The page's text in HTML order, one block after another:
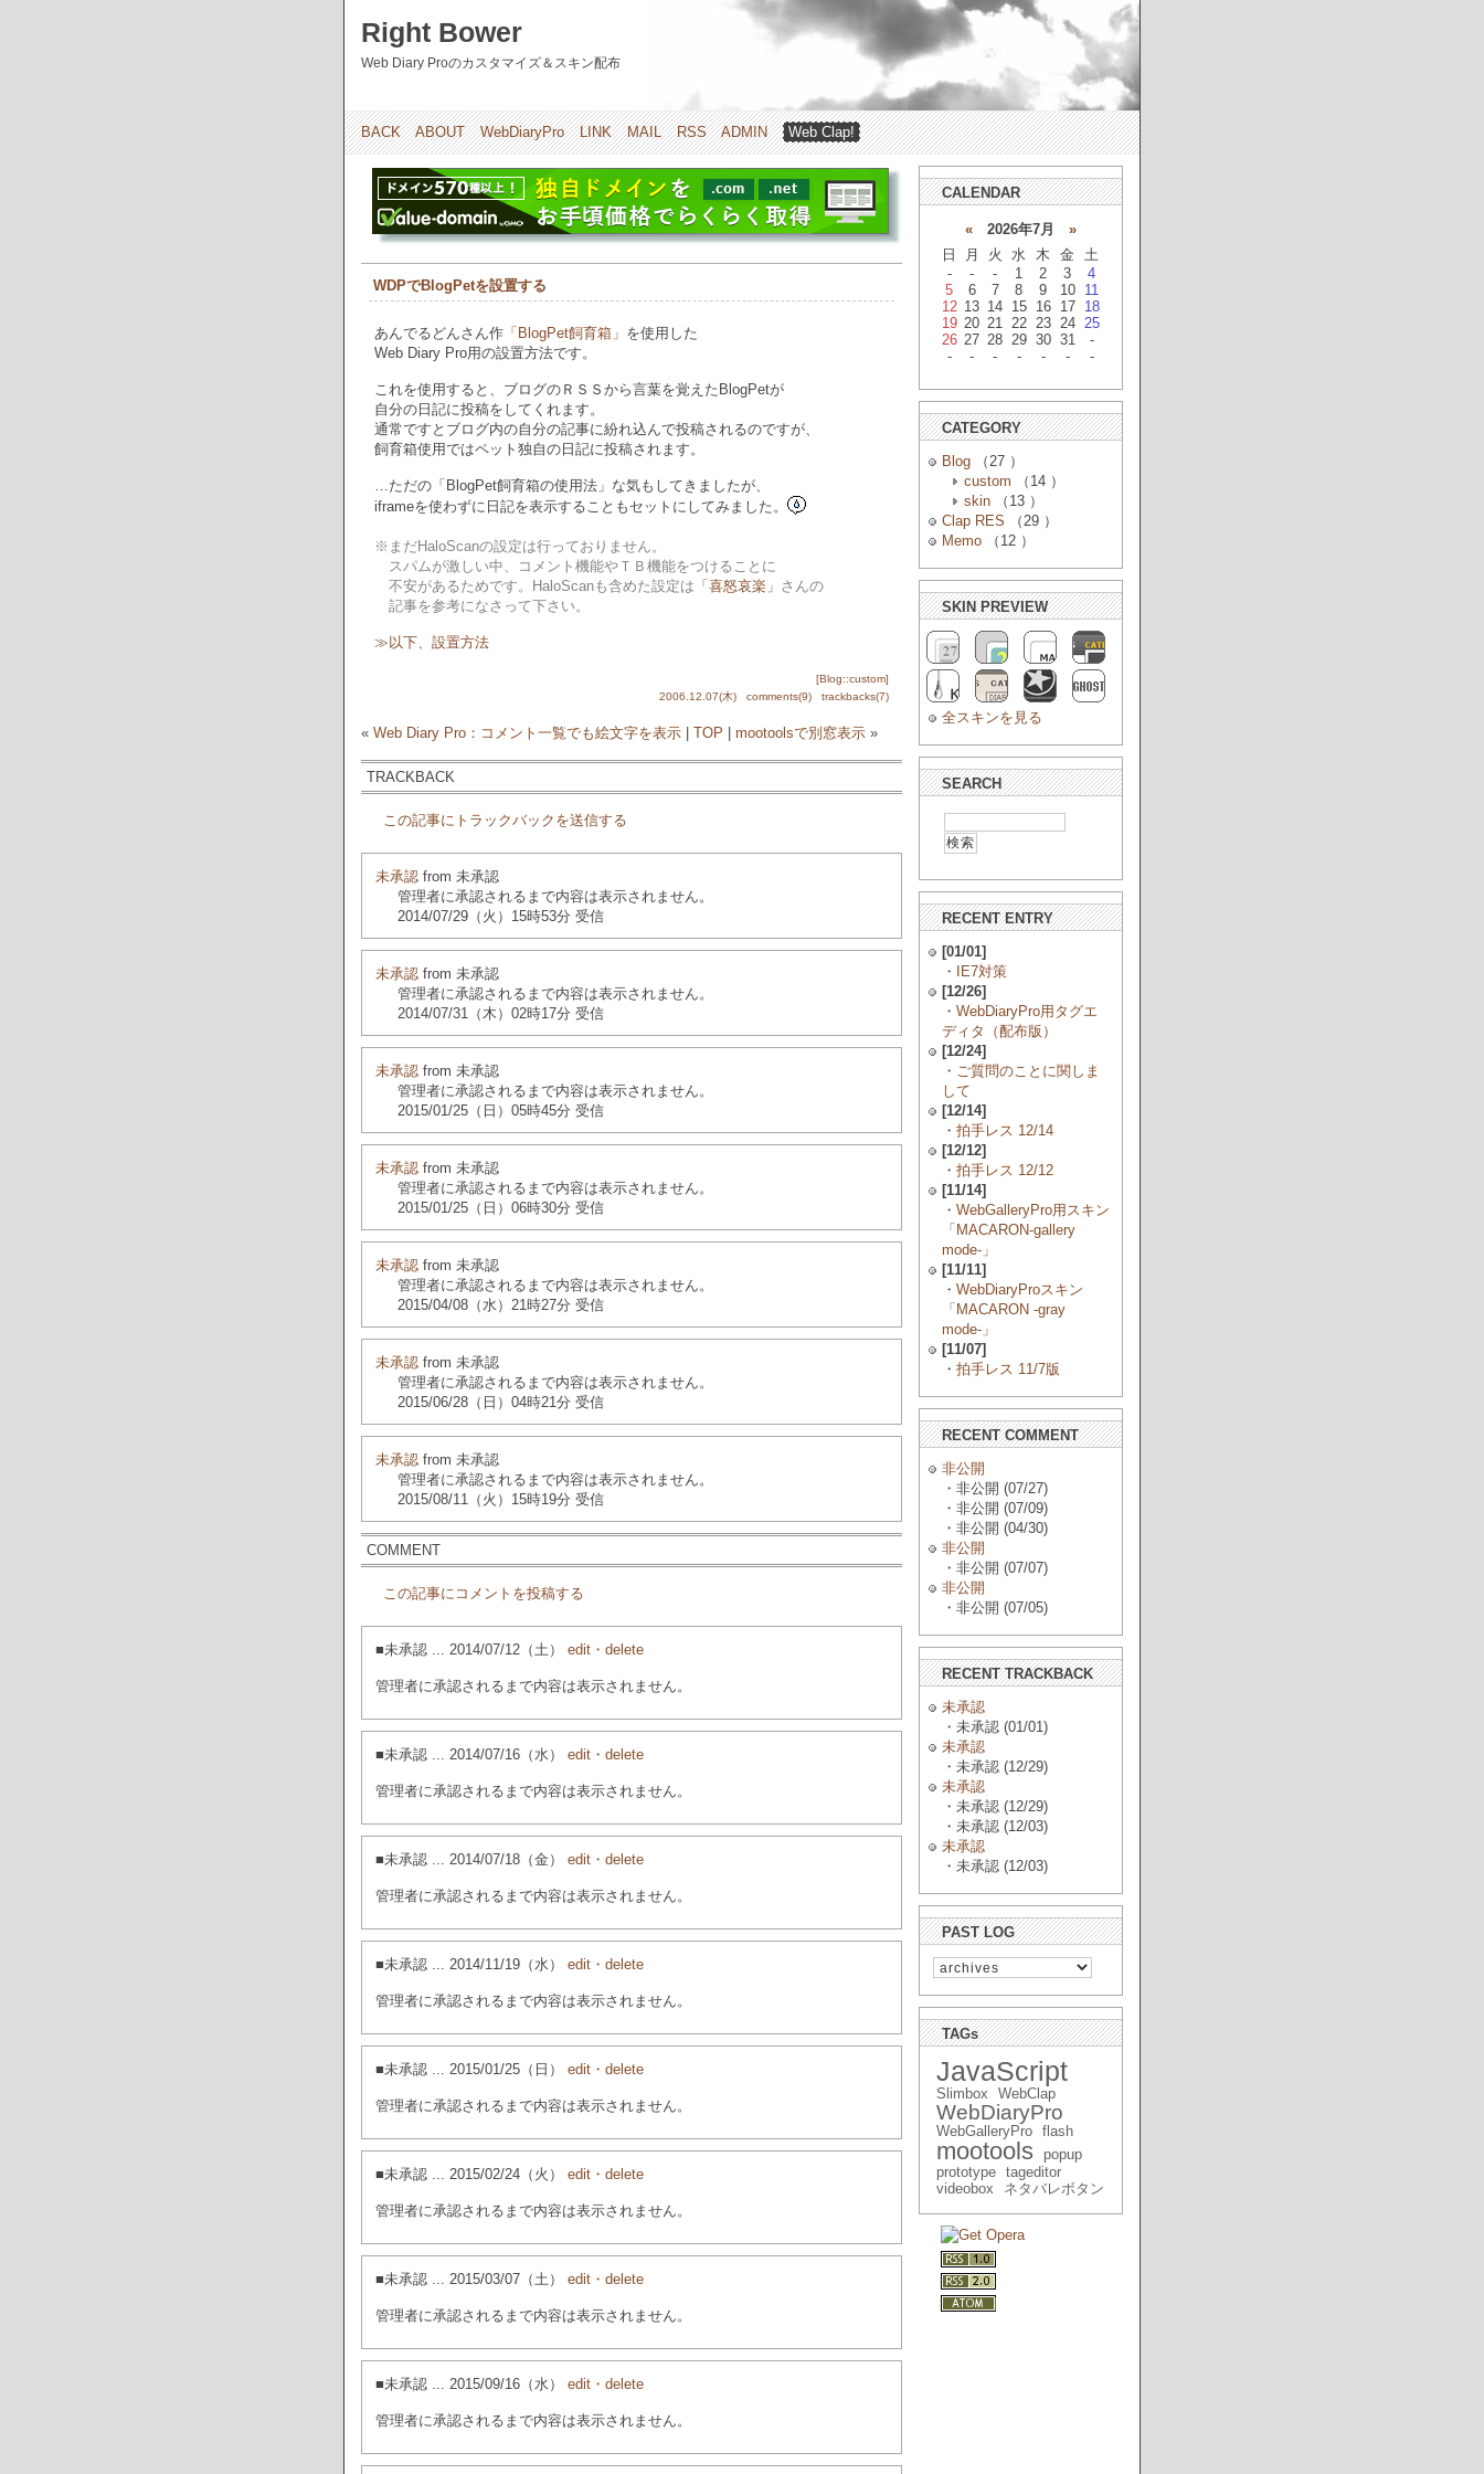
Right Bower
Web Diary Proのカスタマイズ＆スキン配布
BACK ABOUT WebDiaryPro LINK MAIL RSS ADMIN Web Clap!
WDPでBlogPetを設置する
あんでるどんさん作 「BlogPet飼育箱」 を使用した
Web Diary Pro用の設置方法です。
これを使用すると、ブログのＲＳＳから言葉を覚えたBlogPetが
自分の日記に投稿をしてくれます。
通常ですとブログ内の自分の記事に紛れ込んで投稿されるのですが、
飼育箱使用ではペット独自の日記に投稿されます。
…ただの「BlogPet飼育箱の使用法」な気もしてきましたが、
iframeを使わずに日記を表示することもセットにしてみました。
※まだHaloScanの設定は行っておりません。
スパムが激しい中、コメント機能やＴＢ機能をつけることに
不安があるためです。HaloScanも含めた設定は 「喜怒哀楽」 さんの
記事を参考になさって下さい。
≫以下、設置方法
[Blog::custom]
2006.12.07(木)
comments(9) trackbacks(7)
« Web Diary Pro：コメント一覧でも絵文字を表示 TOP mootoolsで別窓表示 »
TRACKBACK
この記事にトラックバックを送信する
未承認 from 未承認
管理者に承認されるまで内容は表示されません。
2014/07/29（火）15時53分 受信
未承認 from 未承認
管理者に承認されるまで内容は表示されません。
2014/07/31（木）02時17分 受信
未承認 from 未承認
管理者に承認されるまで内容は表示されません。
2015/01/25（日）05時45分 受信
未承認 from 未承認
管理者に承認されるまで内容は表示されません。
2015/01/25（日）06時30分 受信
未承認 from 未承認
管理者に承認されるまで内容は表示されません。
2015/04/08（水）21時27分 受信
未承認 from 未承認
管理者に承認されるまで内容は表示されません。
2015/06/28（日）04時21分 受信
未承認 from 未承認
管理者に承認されるまで内容は表示されません。
2015/08/11（火）15時19分 受信
COMMENT
この記事にコメントを投稿する
■未承認 ... 2014/07/12（土） edit・delete
管理者に承認されるまで内容は表示されません。
■未承認 ... 2014/07/16（水） edit・delete
管理者に承認されるまで内容は表示されません。
■未承認 ... 2014/07/18（金） edit・delete
管理者に承認されるまで内容は表示されません。
■未承認 ... 2014/11/19（水） edit・delete
管理者に承認されるまで内容は表示されません。
■未承認 ... 2015/01/25（日） edit・delete
管理者に承認されるまで内容は表示されません。
■未承認 ... 2015/02/24（火） edit・delete
管理者に承認されるまで内容は表示されません。
■未承認 ... 2015/03/07（土） edit・delete
管理者に承認されるまで内容は表示されません。
■未承認 ... 2015/09/16（水） edit・delete
管理者に承認されるまで内容は表示されません。
CALENDAR
« 2026年7月 »
日
月 火 水 木 金
土
-
- - 1 2 3
4
5
6 7 8 9 10
11
12 13 14 15 16 17
18
19 20 21 22 23 24 25
26 27 28 29 30 31
-
-
- - - - - -
CATEGORY
Blog （27 ）
custom （14 ）
skin （13 ）
Clap RES （29 ）
Memo （12 ）
SKIN PREVIEW
全スキンを見る
SEARCH
RECENT ENTRY
[01/01]
・ IE7対策
[12/26]
・ WebDiaryPro用タグエ
ディタ（配布版）
[12/24]
・ ご質問のことに関しま
して
[12/14]
・ 拍手レス 12/14
[12/12]
・ 拍手レス 12/12
[11/14]
・ WebGalleryPro用スキン
「MACARON-gallery
mode-」
[11/11]
・ WebDiaryProスキン
「MACARON -gray
mode-」
[11/07]
・ 拍手レス 11/7版
RECENT COMMENT
非公開
・非公開 (07/27)
・非公開 (07/09)
・非公開 (04/30)
非公開
・非公開 (07/07)
非公開
・非公開 (07/05)
RECENT TRACKBACK
未承認
・未承認 (01/01)
未承認
・未承認 (12/29)
未承認
・未承認 (12/29)
・未承認 (12/03)
未承認
・未承認 (12/03)
PAST LOG
TAGs
JavaScript
Slimbox WebClap
WebDiaryPro
WebGalleryPro flash
mootools
popup
prototype tageditor
videobox
ネタバレボタン